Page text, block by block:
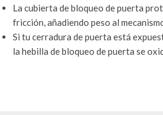
La cubierta de bloqueo de puerta
fricción, añadiendo peso al
Si tu cerradura de puerta está
la hebilla de bloqueo de puerta se